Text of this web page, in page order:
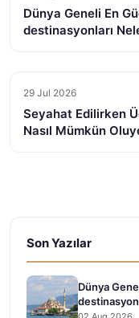
Dünya Geneli En
destinasyonları
29 Jul 2026
Seyahat Edilirken
Nasıl Mümkün
Son Yazılar
Dünya